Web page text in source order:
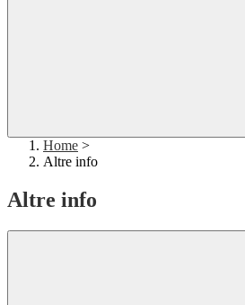
Home >
Altre info
Altre info